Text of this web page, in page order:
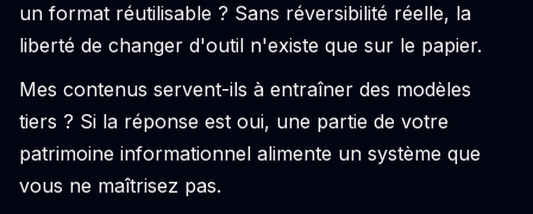
un format réutilisable ? Sans réversibilité réelle, la
liberté de changer d'outil n'existe que sur le papier.
Mes contenus servent-ils à entraîner des modèles
tiers ? Si la réponse est oui, une partie de votre
patrimoine informationnel alimente un système que
vous ne maîtrisez pas.